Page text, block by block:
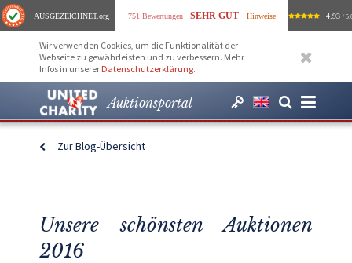
AUSGEZEICHNET.org 751 Bewertungen SEHR GUT Hinweise 4.93 /
Wir verwenden Cookies, um die Funktionalität der
Webseite zu gewährleisten und zu verbessern. Mehr
Infos in unserer Datenschutzerklärung.
Auktionsportal
Zur Blog-Übersicht
Unsere schönsten Auktionen
2016